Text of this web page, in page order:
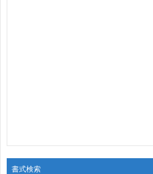
書式検索